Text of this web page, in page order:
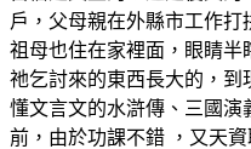
戶，父母親在外縣市工作
祖母也住在家裡面，眼睛
祂乞討來的東西長大的，
懂文言文的水滸傳、三國
前，由於功課不錯 ，又天